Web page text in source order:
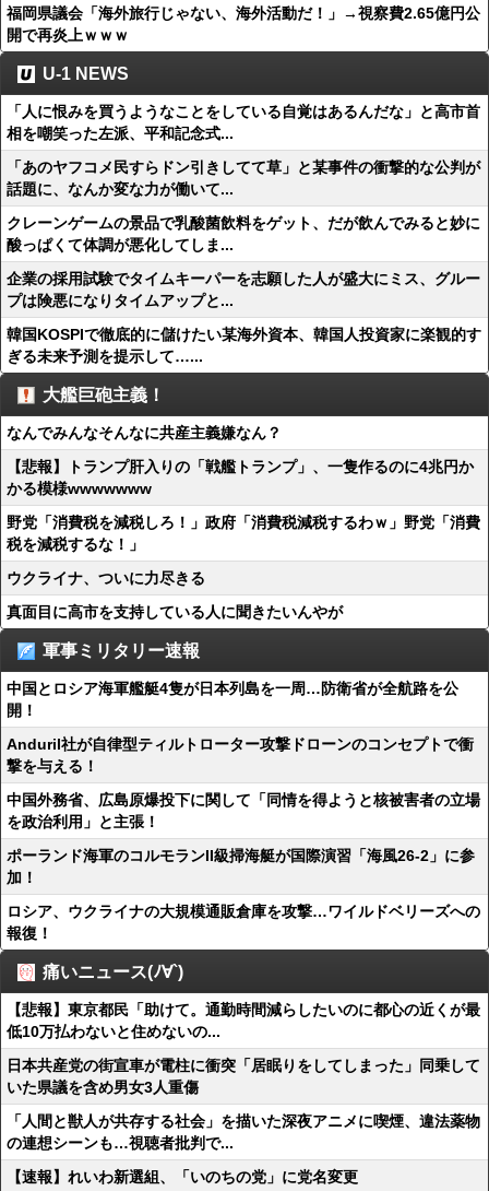
福岡県議会「海外旅行じゃない、海外活動だ！」→視察費2.65億円公
開で再炎上ｗｗｗ
U-1 NEWS
「人に恨みを買うようなことをしている自覚はあるんだな」と高市首
相を嘲笑った左派、平和記念式...
「あのヤフコメ民すらドン引きしてて草」と某事件の衝撃的な公判が
話題に、なんか変な力が働いて...
クレーンゲームの景品で乳酸菌飲料をゲット、だが飲んでみると妙に
酸っぱくて体調が悪化してしま...
企業の採用試験でタイムキーパーを志願した人が盛大にミス、グルー
プは険悪になりタイムアップと...
韓国KOSPIで徹底的に儲けたい某海外資本、韓国人投資家に楽観的す
ぎる未来予測を提示して…...
大艦巨砲主義！
なんでみんなそんなに共産主義嫌なん？
【悲報】トランプ肝入りの「戦艦トランプ」、一隻作るのに4兆円か
かる模様wwwwwww
野党「消費税を減税しろ！」政府「消費税減税するわｗ」野党「消費
税を減税するな！」
ウクライナ、ついに力尽きる
真面目に高市を支持している人に聞きたいんやが
軍事ミリタリー速報
中国とロシア海軍艦艇4隻が日本列島を一周…防衛省が全航路を公
開！
Anduril社が自律型ティルトローター攻撃ドローンのコンセプトで衝
撃を与える！
中国外務省、広島原爆投下に関して「同情を得ようと核被害者の立場
を政治利用」と主張！
ポーランド海軍のコルモランII級掃海艇が国際演習「海風26-2」に参
加！
ロシア、ウクライナの大規模通販倉庫を攻撃…ワイルドベリーズへの
報復！
痛いニュース(ﾉ∀`)
【悲報】東京都民「助けて。通勤時間減らしたいのに都心の近くが最
低10万払わないと住めないの...
日本共産党の街宣車が電柱に衝突「居眠りをしてしまった」同乗して
いた県議を含め男女3人重傷
「人間と獣人が共存する社会」を描いた深夜アニメに喫煙、違法薬物
の連想シーンも…視聴者批判で...
【速報】れいわ新選組、「いのちの党」に党名変更